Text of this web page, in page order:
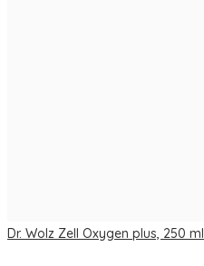
Dr. Wolz Zell Oxygen plus, 250 ml